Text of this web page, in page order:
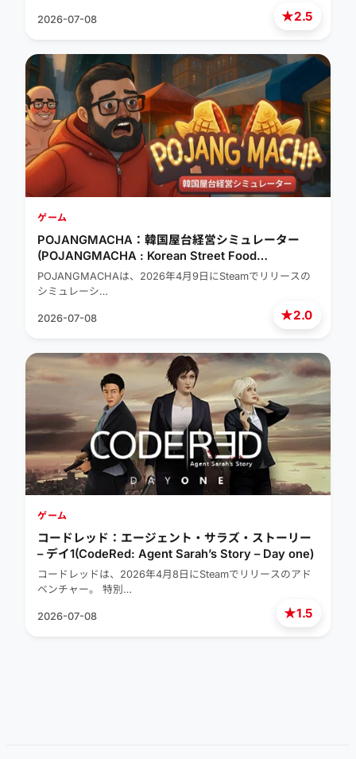
★2.5
2026-07-08
★2.0
ゲーム
POJANGMACHA：韓国屋台経営シミュレーター
(POJANGMACHA : Korean Street Food
Management Simulator)
POJANGMACHAは、2026年4月9日にSteamでリリースの
シミュレーシ…
2026-07-08
★1.5
ゲーム
コードレッド：エージェント・サラズ・ストーリー
– デイ1(CodeRed: Agent Sarah’s Story – Day one)
コードレッドは、2026年4月8日にSteamでリリースのアド
ベンチャー。 特別…
2026-07-08